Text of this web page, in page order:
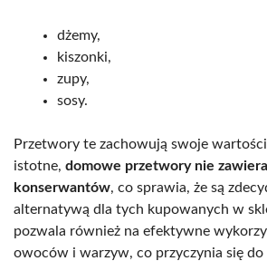
dżemy,
kiszonki,
zupy,
sosy.
Przetwory te zachowują swoje
istotne, domowe przetwory nie
konserwantów, co sprawia, że są
alternatywą dla tych kupowanych w
pozwala również na efektywne
owoców i warzyw, co przyczynia się do